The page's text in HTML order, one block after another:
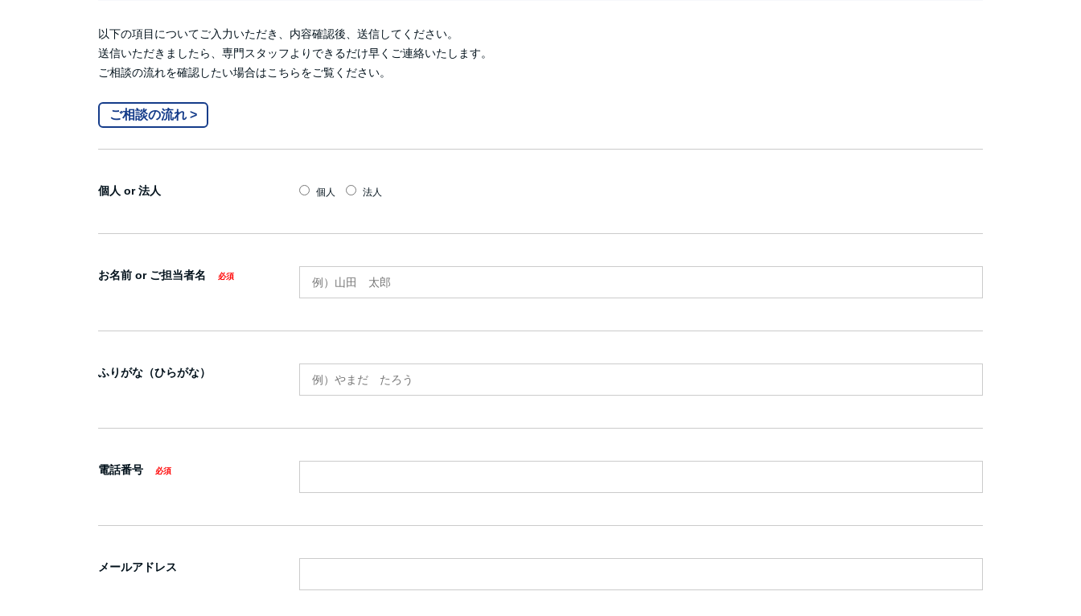
以下の項目についてご入力いただき、内容確認後、送信してください。
送信いただきましたら、専門スタッフよりできるだけ早くご連絡いたします。
ご相談の流れを確認したい場合はこちらをご覧ください。
ご相談の流れ >
個人 or 法人 個人 法人
お名前 or ご担当者名
ふりがな（ひらがな）
電話番号
メールアドレス